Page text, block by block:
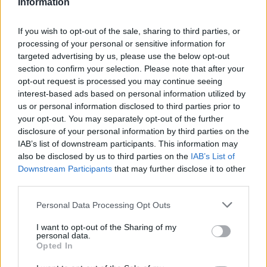
Information
If you wish to opt-out of the sale, sharing to third parties, or
processing of your personal or sensitive information for
targeted advertising by us, please use the below opt-out
section to confirm your selection. Please note that after your
opt-out request is processed you may continue seeing
interest-based ads based on personal information utilized by
us or personal information disclosed to third parties prior to
your opt-out. You may separately opt-out of the further
disclosure of your personal information by third parties on the
IAB’s list of downstream participants. This information may
also be disclosed by us to third parties on the IAB’s List of
Downstream Participants that may further disclose it to other
Personal Data Processing Opt Outs
I want to opt-out of the Sharing of my
personal data.
Opted In
agité dans la pièce, cela peut indiquer un stress
ou une envie de communication.
Une posture tendue ou des griffades peut
également signaler une gêne ou une nervosité.
Dans ces cas, il est important d’observer si d’autres
signes de mal-être apparaissent, comme une perte
d’appétit ou des changements de comportement, et
de consulter un vétérinaire si nécessaire.
Les signes de tranquillité et de confiance
Un chat détendu, qui se coule ou s’allonge près
de vous, montre qu’il se sent en sécurité.
Le fait de vous suivre sans signe d’agitation est un